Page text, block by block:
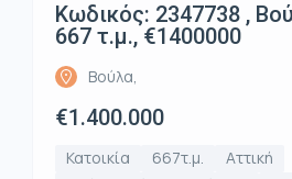
Κωδικός: 2347738 ,
667 τ.μ., €1400000
Βούλα,
€1.400.000
Κατοικία 667τ.μ.
Αττική